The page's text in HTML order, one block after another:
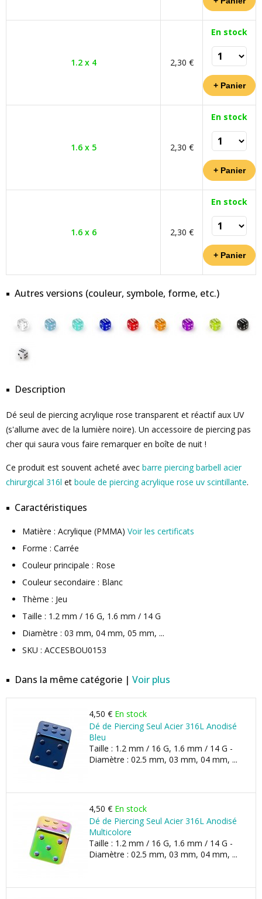
1.2 x 4 2,30 €
En stock
1.6 x 5 2,30 €
En stock
1.6 x 6 2,30 €
En stock
Autres versions (couleur, symbole, forme, etc.)
Description
Dé seul de piercing acrylique rose transparent et réactif aux UV
(s'allume avec de la lumière noire). Un accessoire de piercing pas
cher qui saura vous faire remarquer en boîte de nuit !
Ce produit est souvent acheté avec barre piercing barbell acier
chirurgical 316l et boule de piercing acrylique rose uv scintillante.
Caractéristiques
Matière : Acrylique (PMMA) Voir les certificats
Forme : Carrée
Couleur principale : Rose
Couleur secondaire : Blanc
Thème : Jeu
Taille : 1.2 mm / 16 G, 1.6 mm / 14 G
Diamètre : 03 mm, 04 mm, 05 mm, ...
SKU : ACCESBOU0153
Dans la même catégorie | Voir plus
4,50 € En stock
Dé de Piercing Seul Acier 316L Anodisé
Bleu
Taille : 1.2 mm / 16 G, 1.6 mm / 14 G -
Diamètre : 02.5 mm, 03 mm, 04 mm, ...
4,50 € En stock
Dé de Piercing Seul Acier 316L Anodisé
Multicolore
Taille : 1.2 mm / 16 G, 1.6 mm / 14 G -
Diamètre : 02.5 mm, 03 mm, 04 mm, ...